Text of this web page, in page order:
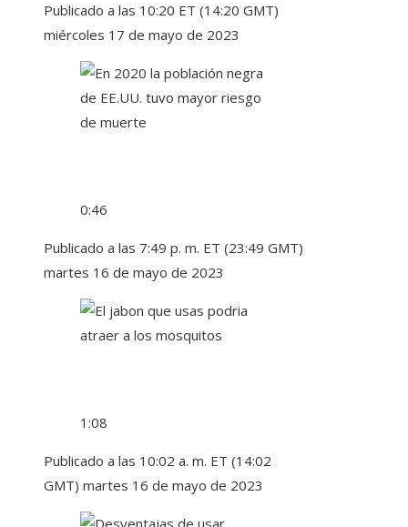
Publicado a las 10:20 ET (14:20 GMT)
miércoles 17 de mayo de 2023
0:46
Publicado a las 7:49 p. m. ET (23:49 GMT)
martes 16 de mayo de 2023
1:08
Publicado a las 10:02 a. m. ET (14:02
GMT) martes 16 de mayo de 2023